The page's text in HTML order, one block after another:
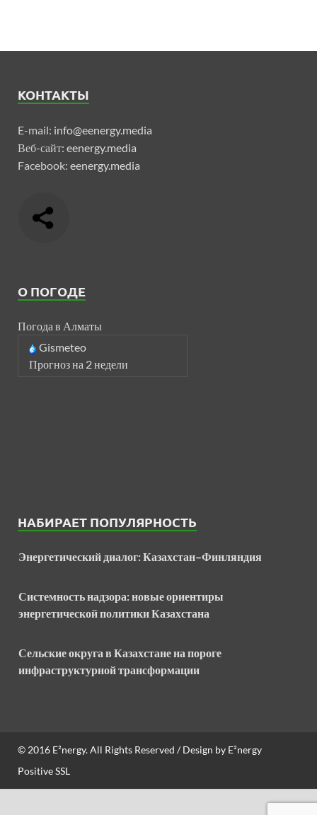
КОНТАКТЫ
E-mail: info@eenergy.media
Веб-сайт: eenergy.media
Facebook: eenergy.media
О ПОГОДЕ
Погода в Алматы
Gismeteo
Прогноз на 2 недели
НАБИРАЕТ ПОПУЛЯРНОСТЬ
Энергетический диалог: Казахстан–Финляндия
Системность надзора: новые ориентиры
энергетической политики Казахстана
Сельские округа в Казахстане на пороге
инфраструктурной трансформации
© 2016 E²nergy. All Rights Reserved / Design by E²nergy
Positive SSL